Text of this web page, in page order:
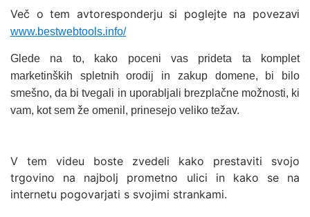
Več o tem avtoresponderju si poglejte na povezavi
www.bestwebtools.info/
Glede na to, kako poceni vas prideta ta komplet
marketinških spletnih orodij in zakup domene, bi bilo
smešno, da bi tvegali in uporabljali brezplačne možnosti, ki
vam, kot sem že omenil, prinesejo veliko težav.
V tem videu boste zvedeli kako prestaviti svojo
trgovino na najbolj prometno ulici in kako se na
internetu pogovarjati s svojimi strankami.